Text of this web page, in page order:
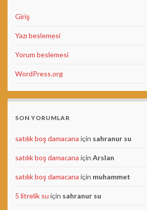
Giriş
Yazı beslemesi
Yorum beslemesi
WordPress.org
SON YORUMLAR
satılık boş damacana için sahranur su
satılık boş damacana için Arslan
satılık boş damacana için muhammet
5 litrelik su için sahranur su